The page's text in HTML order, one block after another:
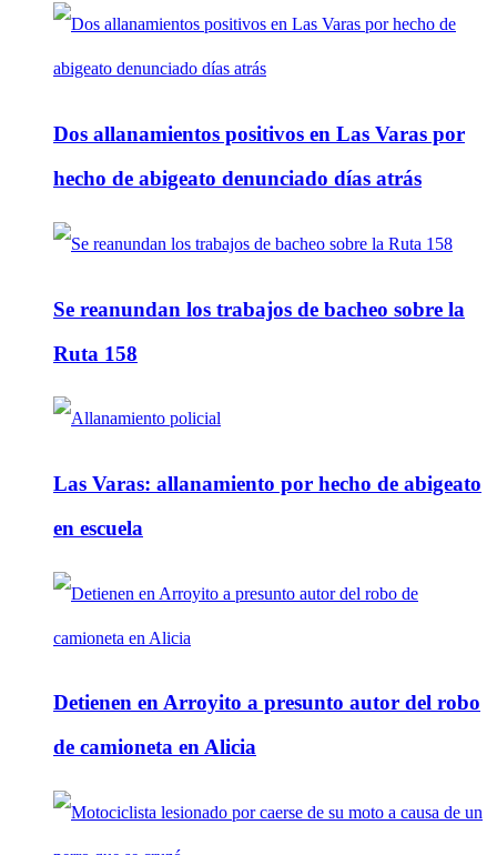
Dos allanamientos positivos en Las Varas por
hecho de abigeato denunciado días atrás
Se reanundan los trabajos de bacheo sobre la
Ruta 158
Las Varas: allanamiento por hecho de abigeato
en escuela
Detienen en Arroyito a presunto autor del robo
de camioneta en Alicia